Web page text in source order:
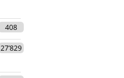
408
27’829